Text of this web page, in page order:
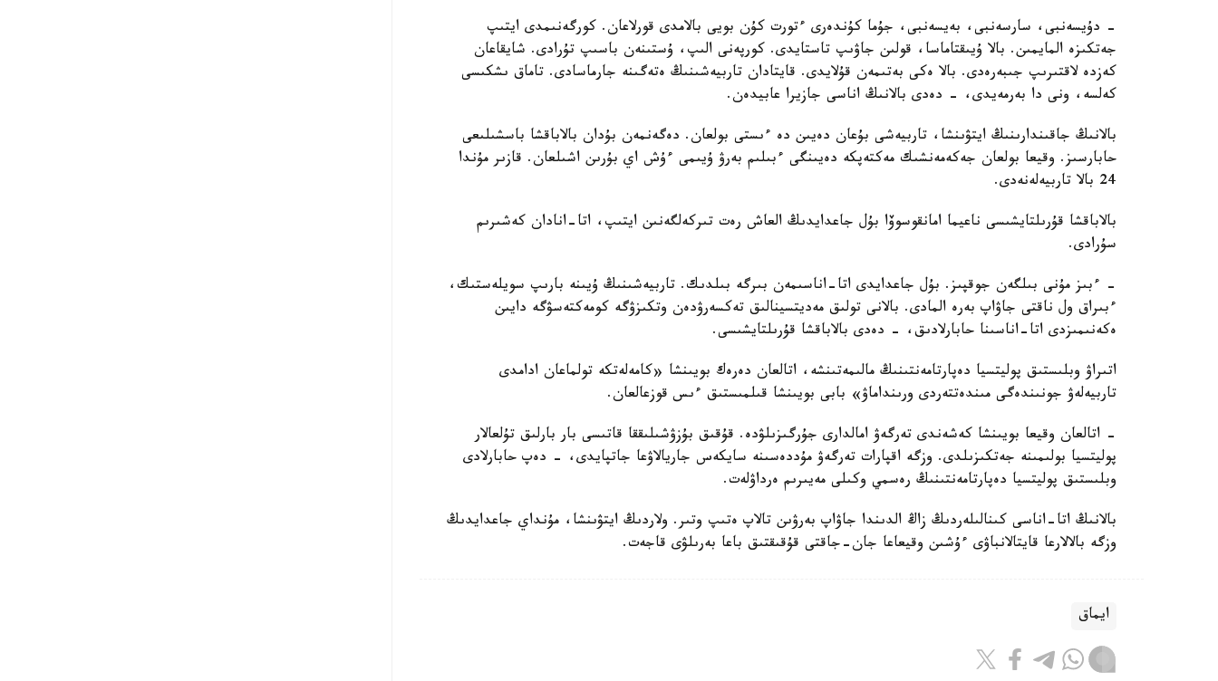
- دۇيسەنبى، سارسەنبى، بەيسەنبى، جۇما كۇندەرى ءتورت كۇن بويى بالامدى قورلاعان. كورگەنىمدى ايتىپ
جەتكىزە المايمىن. بالا ۇيىقتاماسا، قولىن جاۋىپ تاستايدى. كورپەنى الىپ، ۇستىنەن باسىپ تۇرادى. شايقاعان
كەزدە لاقتىرىپ جىبەرەدى. بالا ەكى بەتىمەن قۇلايدى. قايتادان تاربيەشىنىڭ ەتەگىنە جارماسادى. تاماق ىشكىسى
كەلسە، ونى دا بەرمەيدى، - دەدى بالانىڭ اناسى جازيرا عابيدەن.
بالانىڭ جاقىندارىنىڭ ايتۋىنشا، تاربيەشى بۇعان دەيىن دە ءىستى بولعان. دەگەنمەن بۇدان بالاباقشا باسشىلىعى
حابارسىز. وقيعا بولعان جەكەمەنشىك مەكتەپكە دەيىنگى ءبىلىم بەرۋ ۇيىمى ءۇش اي بۇرىن اشىلعان. قازىر مۇندا
24 بالا تاربيەلەنەدى.
بالاباقشا قۇرىلتايشىسى ناعيما امانقوسوۆا بۇل جاعدايدىڭ العاش رەت تىركەلگەنىن ايتىپ، اتا-انادان كەشىرىم
سۇرادى.
- ءبىز مۇنى بىلگەن جوقپىز. بۇل جاعدايدى اتا-اناسىمەن بىرگە بىلدىك. تاربيەشىنىڭ ۇيىنە بارىپ سويلەستىك،
ءبىراق ول ناقتى جاۋاپ بەرە المادى. بالانى تولىق مەديتسينالىق تەكسەرۋدەن وتكىزۋگە كومەكتەسۋگە دايىن
ەكەنىمىزدى اتا-اناسىنا حابارلادىق، - دەدى بالاباقشا قۇرىلتايشىسى.
اتىراۋ وبلىستىق پوليتسيا دەپارتامەنتىنىڭ مالىمەتىنشە، اتالعان دەرەك بويىنشا «كامەلەتكە تولماعان ادامدى
تاربيەلەۋ جونىندەگى مىندەتتەردى ورىنداماۋ» بابى بويىنشا قىلمىستىق ءىس قوزعالعان.
- اتالعان وقيعا بويىنشا كەشەندى تەرگەۋ امالدارى جۇرگىزىلۋدە. قۇقىق بۇزۋشىلىققا قاتىسى بار بارلىق تۇلعالار
پوليتسيا بولىمىنە جەتكىزىلدى. وزگە اقپارات تەرگەۋ مۇددەسىنە سايكەس جاريالاۋعا جاتپايدى، - دەپ حابارلادى
وبلىستىق پوليتسيا دەپارتامەنتىنىڭ رەسمي وكىلى مەيىرىم ەرداۋلەت.
بالانىڭ اتا-اناسى كىنالىلەردىڭ زاڭ الدىندا جاۋاپ بەرۋىن تالاپ ەتىپ وتىر. ولاردىڭ ايتۋىنشا، مۇنداي جاعدايدىڭ
وزگە بالالارعا قايتالانباۋى ءۇشىن وقيعاعا جان-جاقتى قۇقىقتىق باعا بەرىلۋى قاجەت.
ايماق